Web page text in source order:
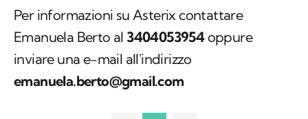
Per informazioni su Asterix contattare
Emanuela Berto al 3404053954oppure
inviare una e-mail all'indirizzo
emanuela.berto@gmail.com